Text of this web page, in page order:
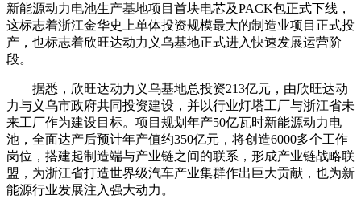
新能源动力电池生产基地项目首块电芯及PACK包正式下线，
这标志着浙江金华史上单体投资规模最大的制造业项目正式投
产，也标志着欣旺达动力义乌基地正式进入快速发展运营阶
段。
据悉，欣旺达动力义乌基地总投资213亿元，由欣旺达动
力与义乌市政府共同投资建设，并以行业灯塔工厂与浙江省未
来工厂作为建设目标。项目规划年产50亿瓦时新能源动力电
池，全面达产后预计年产值约350亿元，将创造6000多个工作
岗位，搭建起制造端与产业链之间的联系，形成产业链战略联
盟，为浙江省打造世界级汽车产业集群作出巨大贡献，也为新
能源行业发展注入强大动力。